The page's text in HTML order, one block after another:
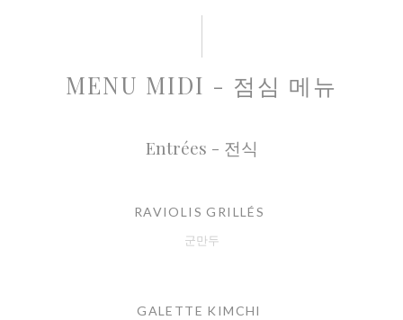
MENU MIDI - 점심 메뉴
Entrées - 전식
RAVIOLIS GRILLÉS
군만두
GALETTE KIMCHI